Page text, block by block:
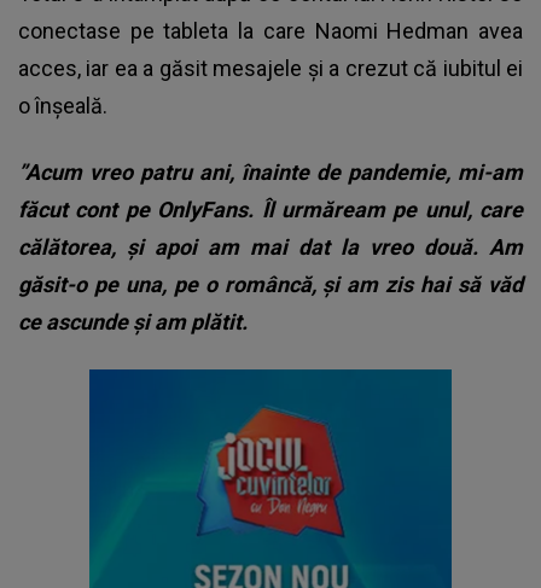
conectase pe tableta la care Naomi Hedman avea
acces, iar ea a găsit mesajele și a crezut că iubitul ei
o înșeală.
”Acum vreo patru ani, înainte de pandemie, mi-am
făcut cont pe OnlyFans. Îl urmăream pe unul, care
călătorea, și apoi am mai dat la vreo două. Am
găsit-o pe una, pe o româncă, și am zis hai să văd
ce ascunde și am plătit.